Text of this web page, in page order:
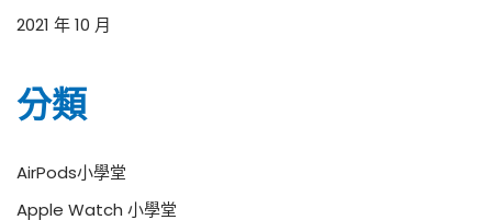
2021 年 10 月
分類
AirPods小學堂
Apple Watch 小學堂